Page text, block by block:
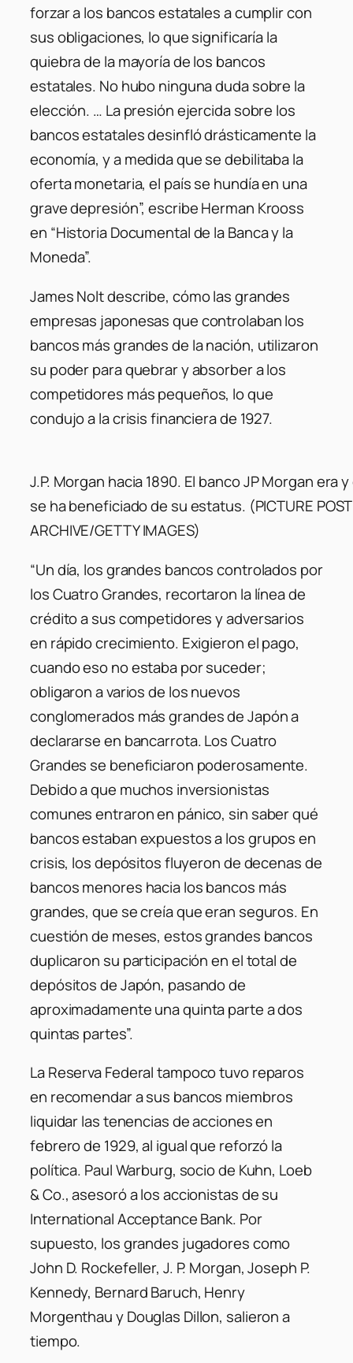
forzar a los bancos estatales a cumplir con
sus obligaciones, lo que significaría la
quiebra de la mayoría de los bancos
estatales. No hubo ninguna duda sobre la
elección. … La presión ejercida sobre los
bancos estatales desinfló drásticamente la
economía, y a medida que se debilitaba la
oferta monetaria, el país se hundía en una
grave depresión”, escribe Herman Krooss
en “Historia Documental de la Banca y la
Moneda”.
James Nolt describe, cómo las grandes
empresas japonesas que controlaban los
bancos más grandes de la nación, utilizaron
su poder para quebrar y absorber a los
competidores más pequeños, lo que
condujo a la crisis financiera de 1927.
J.P. Morgan hacia 1890. El banco JP Morgan era
se ha beneficiado de su estatus. (PICTURE
ARCHIVE/GETTY IMAGES)
“Un día, los grandes bancos controlados por
los Cuatro Grandes, recortaron la línea de
crédito a sus competidores y adversarios
en rápido crecimiento. Exigieron el pago,
cuando eso no estaba por suceder;
obligaron a varios de los nuevos
conglomerados más grandes de Japón a
declararse en bancarrota. Los Cuatro
Grandes se beneficiaron poderosamente.
Debido a que muchos inversionistas
comunes entraron en pánico, sin saber qué
bancos estaban expuestos a los grupos en
crisis, los depósitos fluyeron de decenas de
bancos menores hacia los bancos más
grandes, que se creía que eran seguros. En
cuestión de meses, estos grandes bancos
duplicaron su participación en el total de
depósitos de Japón, pasando de
aproximadamente una quinta parte a dos
quintas partes”.
La Reserva Federal tampoco tuvo reparos
en recomendar a sus bancos miembros
liquidar las tenencias de acciones en
febrero de 1929, al igual que reforzó la
política. Paul Warburg, socio de Kuhn, Loeb
& Co., asesoró a los accionistas de su
International Acceptance Bank. Por
supuesto, los grandes jugadores como
John D. Rockefeller, J. P. Morgan, Joseph P.
Kennedy, Bernard Baruch, Henry
Morgenthau y Douglas Dillon, salieron a
tiempo.